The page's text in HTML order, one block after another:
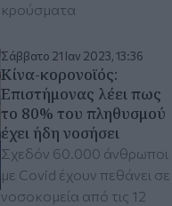
κρούσματα
Σάββατο 21 Ιαν 2023, 13:36
Κίνα-κορονοϊός:
Επιστήμονας λέει πως
το 80% του πληθυσμού
έχει ήδη νοσήσει
Σχεδόν 60.000 άνθρωποι
με Covid έχουν πεθάνει σε
νοσοκομεία από τις 12